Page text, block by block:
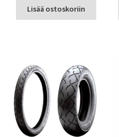
Lisää ostoskoriin